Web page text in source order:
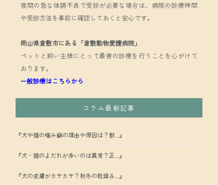
夜間の急な体調不良で受診が必要な場合は、病院の診療時間
や受診方法を事前に確認しておくと安心です。
岡山県倉敷市にある「倉敷動物愛護病院」
ペットと飼い主様にとって最善の診療を行うことを心がけて
おります。
一般診療はこちらから
コラム最新記事
『犬や猫の噛み癖の理由や原因は？獣...』
『犬・猫のよだれが多いのは異常？正...』
『犬の皮膚がカサカサ？秋冬の乾燥＆...』